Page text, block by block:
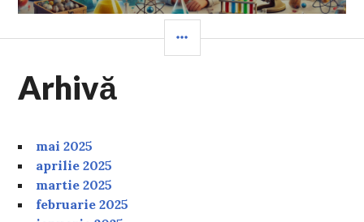
Arhivă
mai 2025
aprilie 2025
martie 2025
februarie 2025